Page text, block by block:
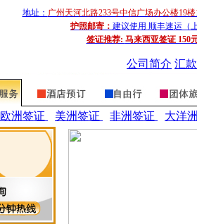
地址： 广州天河北路233号中信广场办公楼19
护照邮寄： 建议使用 顺丰速运（
签证推荐: 马来西亚签证 150
公司简介 汇
欧洲签证 美洲签证 非洲签证 大洋